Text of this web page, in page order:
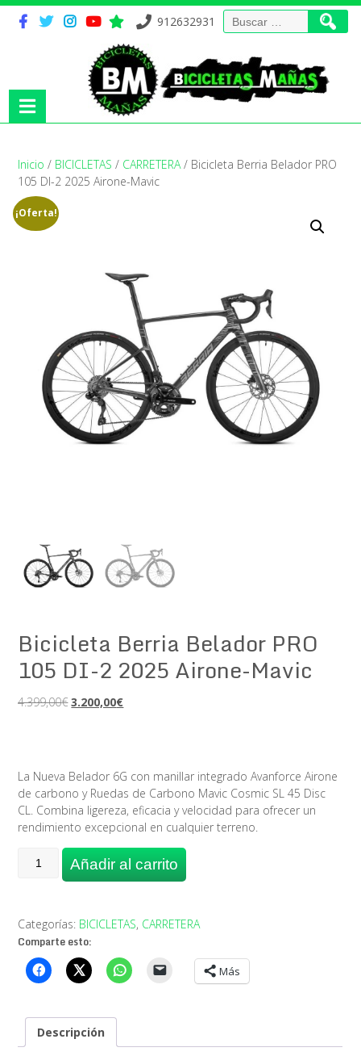
912632931 Buscar:
Inicio / BICICLETAS / CARRETERA/ Bicicleta Berria Belador PRO
105 DI-2 2025 Airone-Mavic
¡Oferta!
Bicicleta Berria Belador PRO
105 DI-2 2025 Airone-Mavic
4.399,00€El
3.200,00€El
La Nueva Belador 6G con manillar integrado Avanforce Airone
de carbono y Ruedas de Carbono Mavic Cosmic SL 45 Disc
CL. Combina ligereza, eficacia y velocidad para ofrecer un
rendimiento excepcional en cualquier terreno.
Berria
105
DI-
2025
Añadir al carrito
Categorías: BICICLETAS, CARRETERA
Comparte esto:
Más
Descripción